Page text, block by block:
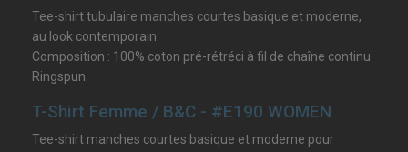
Tee-shirt tubulaire manches courtes basique et moderne,
au look contemporain.
Composition : 100% coton pré-rétréci à fil de chaîne continu
Ringspun.
T-Shirt Femme / B&C - #E190 WOMEN
Tee-shirt manches courtes basique et moderne pour